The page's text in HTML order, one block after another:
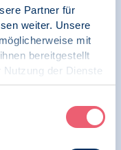
Partner für
weiter. Unsere
mit
bereitgestellt
der Dienste